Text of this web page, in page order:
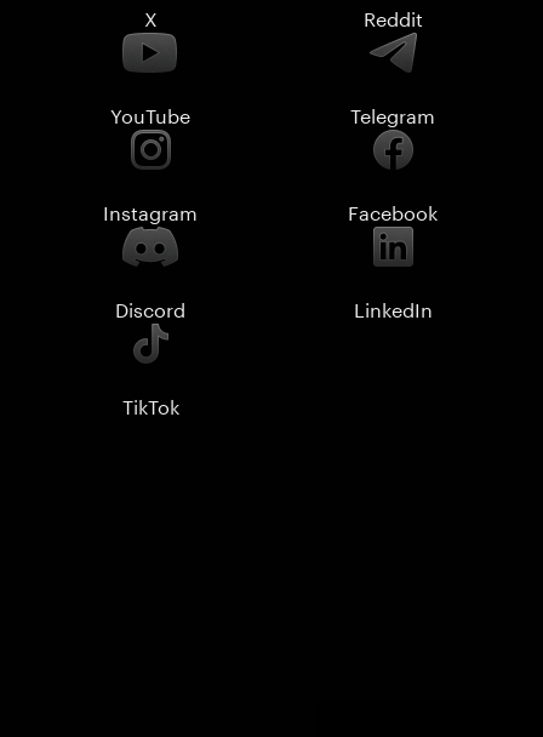
X Reddit
YouTube Telegram
Instagram Facebook
Discord LinkedIn
TikTok